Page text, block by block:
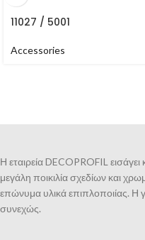
11027 / 5001
Accessories
Η εταιρεία DECOPROFIL εισάγει
μεγάλη ποικιλία σχεδίων και
επώνυμα υλικά επιπλοποιίας. Η
συνεχώς.